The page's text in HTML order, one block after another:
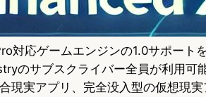
対応ゲームエンジンの1.0サポート
のサブスクライバー全員が利用可
現実アプリ、完全没入型の仮想現